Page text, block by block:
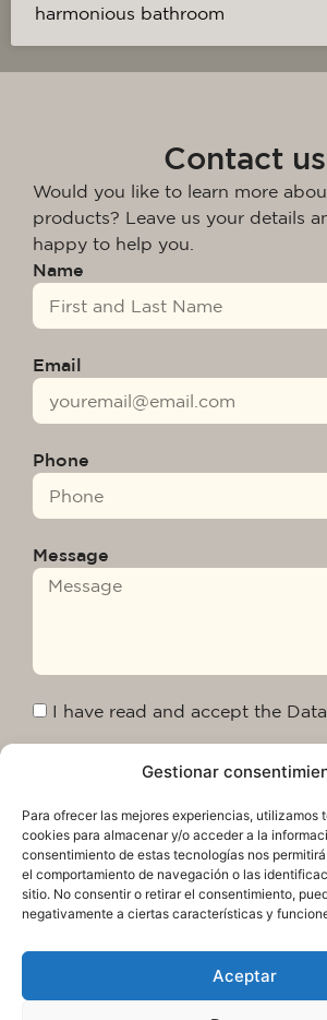
Gestionar
Para ofrecer las mejores experiencias, utilizamos
cookies para almacenar y/o acceder a la
consentimiento de estas tecnologías nos
el comportamiento de navegación o las
sitio. No consentir o retirar el consentimiento,
negativamente a ciertas características y
Aceptar
harmonious bathroom
Contact us
Would you like to learn more
products? Leave us your details
happy to help you.
Name
Email
Phone
Message
I have read and accept the